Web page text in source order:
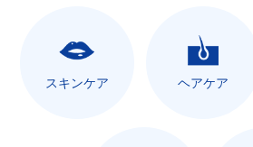
スキンケア ヘアケア